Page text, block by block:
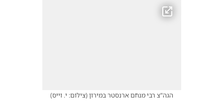
הגה"צ רבי מנחם ארנסטר במירון(צילום: י. וייס)